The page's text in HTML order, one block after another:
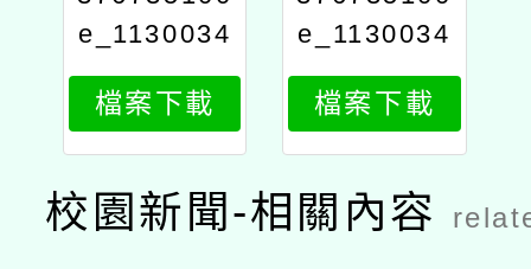
e_1130034
270_attach
2
檔案下載
e_1130034
270_attach
1
檔案下載
校園新聞-相關內容